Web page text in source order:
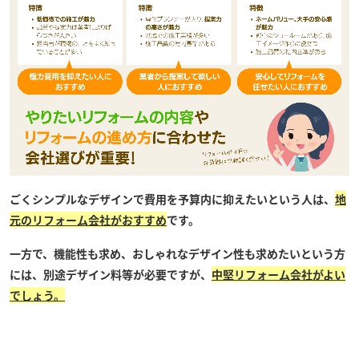
ごくシンプルなデザインで費用を予算内に抑えたいという人は、 地
元のリフォーム会社がおすすめです。
一方で、機能性も求め、おしゃれなデザイン性も求めたいという方
には、別途デザイン料等が必要ですが、 中堅リフォーム会社がよい
でしょう。